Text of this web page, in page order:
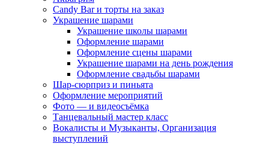
Candy Bar и торты на заказ
Украшение шарами
Украшение школы шарами
Оформление шарами
Оформление сцены шарами
Украшение шарами на день рождения
Оформление свадьбы шарами
Шар-сюрприз и пиньята
Оформление мероприятий
Фото — и видеосъёмка
Танцевальный мастер класс
Вокалисты и Музыканты, Организация
выступлений